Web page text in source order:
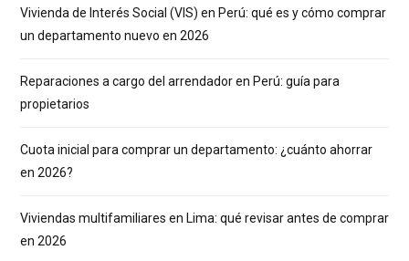
Vivienda de Interés Social (VIS) en Perú: qué es y cómo comprar
un departamento nuevo en 2026
Reparaciones a cargo del arrendador en Perú: guía para
propietarios
Cuota inicial para comprar un departamento: ¿cuánto ahorrar
en 2026?
Viviendas multifamiliares en Lima: qué revisar antes de comprar
en 2026